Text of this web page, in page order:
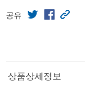
공유
상품상세정보